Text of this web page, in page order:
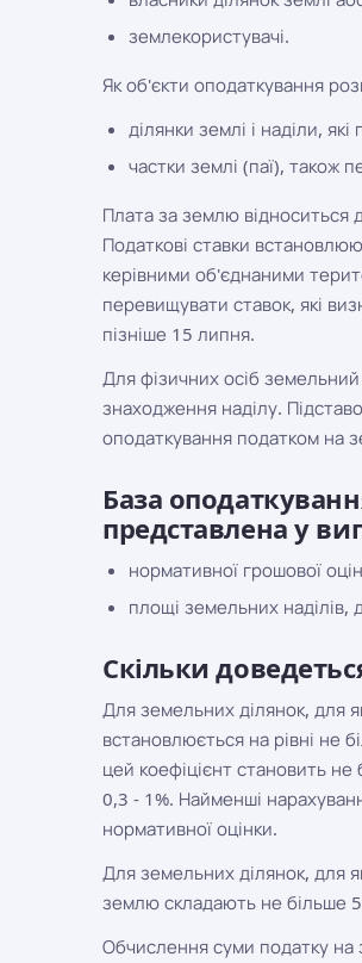
землекористувачі.
Як об'єкти оподаткування
ділянки землі і наділи,
частки землі (паї), також
Плата за землю відноситься
Податкові ставки
керівними об'єднаними
перевищувати ставок, які
пізніше 15 липня.
Для фізичних осіб
знаходження наділу.
оподаткування податком на
База
представлена у
нормативної грошової
площі земельних наділів,
Скільки
Для земельних ділянок, для
встановлюється на рівні не
цей коефіцієнт становить
0,3 - 1%. Найменші
нормативної оцінки.
Для земельних ділянок, для
землю складають не більше
Обчислення суми податку на